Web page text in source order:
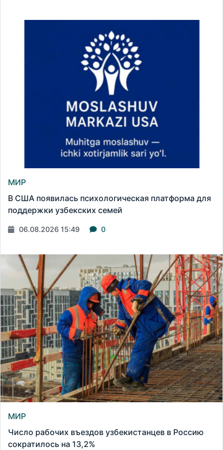
МИР
В США появилась психологическая платформа для
поддержки узбекских семей
06.08.2026 15:49 0
МИР
Число рабочих въездов узбекистанцев в Россию
сократилось на 13,2%